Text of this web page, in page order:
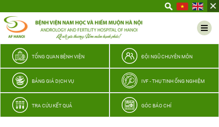
thương
TỔNG QUAN BỆNH VIỆN ĐỘI NGŨ CHUYÊN MÔN
BẢNG GIÁ DỊCH VỤ IVF - THỤ TINH ỐNG NGHIỆM
TRA CỨU KẾT QUẢ GÓC BÁO CHÍ